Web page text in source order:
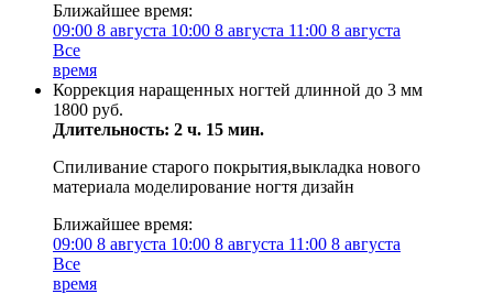
Ближайшее время:
09:00 8 августа 10:00 8 августа 11:00 8 августа
Все
время
Коррекция наращенных ногтей длинной до 3 мм
1800 руб.
Длительность: 2 ч. 15 мин.
Спиливание старого покрытия,выкладка нового
материала моделирование ногтя дизайн
Ближайшее время:
09:00 8 августа 10:00 8 августа 11:00 8 августа
Все
время